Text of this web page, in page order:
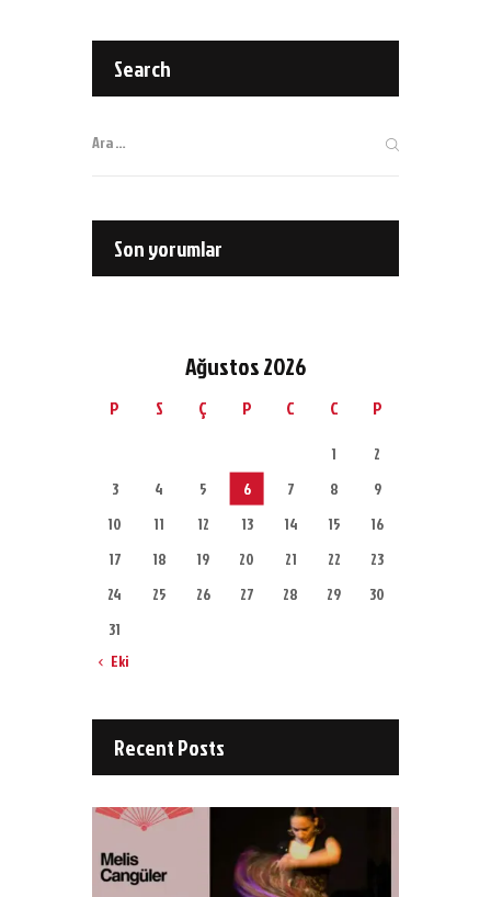
Search
Son yorumlar
Ağustos 2026
P S Ç P C C P
1
2
3
4 5 6 7 8
9
10
11 12 13 14 15
16
17
18 19 20 21 22
23
24
25 26 27 28 29
30
31
« Eki
Recent Posts